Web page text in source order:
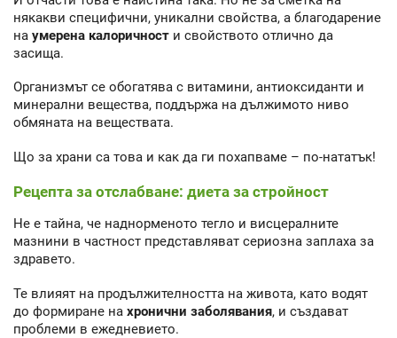
някакви специфични, уникални свойства, а благодарение
на умерена калоричност и свойството отлично да
засища.
Организмът се обогатява с витамини, антиоксиданти и
минерални вещества, поддържа на дължимото ниво
обмяната на веществата.
Що за храни са това и как да ги похапваме – по-нататък!
Рецепта за отслабване: диета за стройност
Не е тайна, че наднорменото тегло и висцералните
мазнини в частност представляват сериозна заплаха за
здравето.
Те влияят на продължителността на живота, като водят
до формиране на хронични заболявания, и създават
проблеми в ежедневието.